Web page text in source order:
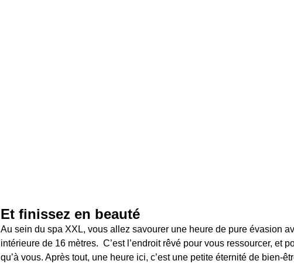
Et finissez en beauté
Au sein du spa XXL, vous allez savourer une heure de pure évasion
intérieure de 16 mètres.  C’est l’endroit rêvé pour vous ressourcer, et
qu’à vous. Après tout, une heure ici, c’est une petite éternité de bien-